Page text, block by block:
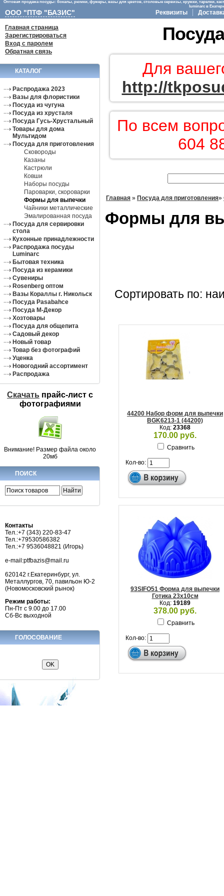
Оптовая продажа посуды: бокалы, рюмки, фужеры, вазы для цветов, столовые сервизы, кружки, тарелки,
luminarc в
ООО "ПТФ "БАЗИС" Реквизиты
Главная страница
Зарегистрироваться
Вход с паролем
Обратная связь
КАТАЛОГ
Распродажа 2023
Вазы для флористики
Посуда из чугуна
Посуда из хрусталя
Посуда Гусь-Хрустальный
Товары для дома
Мультидом
Посуда для приготовления
Сковороды
Казаны
Кастрюли
Ковши
Наборы посуды
Пароварки, скороварки
Формы для выпечки
Чайники металлические
Эмалированная посуда
Посуда для сервировки
стола
Кухонные принадлежности
Распродажа посуды
Luminarc
Бытовая техника
Посуда из керамики
Сувениры
Rosenberg оптом
Вазы Кораллы г. Никольск
Посуда Pasabahce
Посуда М-Декор
Хозтовары
Посуда для общепита
Садовый декор
Новый товар
Товар без фотографий
Уценка
Новогодний ассортимент
Распродажа
Скачать прайс-лист c
фотографиями
Внимание! Размер файла около
20мб
ПОИСК
Контакты
Тел.:+7 (343) 220-83-47
Тел.:+79530586382
Тел.:+7 9536048821 (Игорь)
e-mail:ptfbazis@mail.ru
620142 г.Екатеринбург, ул.
Металлургов, 70, павильон Ю-2
(Новомосковский рынок)
Режим работы:
Пн-Пт с 9.00 до 17.00
Сб-Вс выходной
ГОЛОСОВАНИЕ
Для
http://
По всем
604
Главная » Посуда для приготовления»
Формы для
Сортировать по:
44200 Набор форм для выпечки
BGK6213-1 (44200)
Код: 23368
170.00 руб.
Сравнить
Кол-во:
93SIFO51 Форма для выпечки
Готика 23х10см
Код: 19189
378.00 руб.
Сравнить
Кол-во: